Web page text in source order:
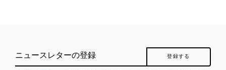
ニュースレターの登録 登録する